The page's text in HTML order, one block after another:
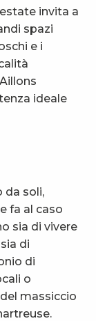
invita a
spazi
e i
ideale
da soli,
fa al caso
sia di vivere
di
di
o
massiccio